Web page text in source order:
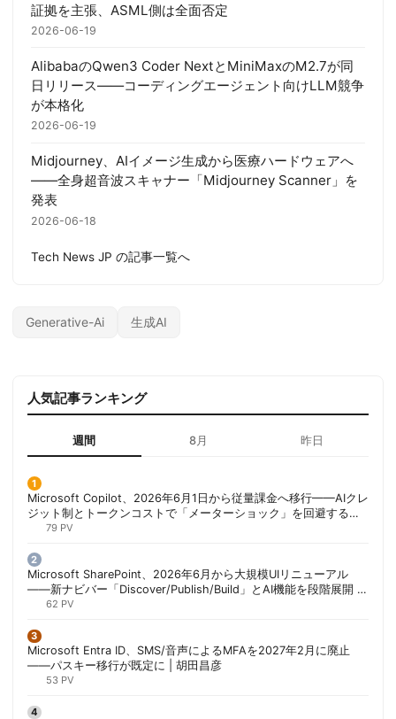
証拠を主張、ASML側は全面否定
2026-06-19
AlibabaのQwen3 Coder NextとMiniMaxのM2.7が同
日リリース——コーディングエージェント向けLLM競争
が本格化
2026-06-19
Midjourney、AIイメージ生成から医療ハードウェアへ
——全身超音波スキャナー「Midjourney Scanner」を
発表
2026-06-18
Tech News JP の記事一覧へ
Generative-Ai 生成AI
人気記事ランキング
週間 8月 昨日
Microsoft Copilot、2026年6月1日から従量課金へ移行——AIクレ
ジット制とトークンコストで「メーターショック」を回避する方
法 | 胡田昌彦
79 PV
Microsoft SharePoint、2026年6月から大規模UIリニューアル
——新ナビバー「Discover/Publish/Build」とAI機能を段階展開 |
胡田昌彦
62 PV
Microsoft Entra ID、SMS/音声によるMFAを2027年2月に廃止
——パスキー移行が既定に | 胡田昌彦
53 PV